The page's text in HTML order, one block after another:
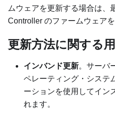
ムウェアを更新する場合は、
Controller のファームウェア
更新方法に関する
インバンド更新。サーバ
ペレーティング・システ
ーションを使用してイン
れます。